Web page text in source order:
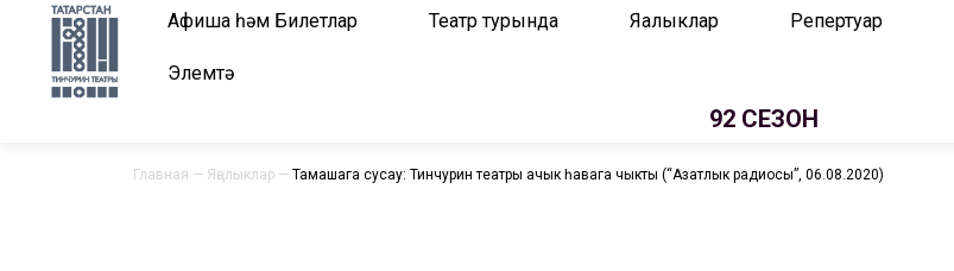
Афиша һәм Билетлар Театр турында Яңалыклар Репертуар
Элемтә
92 СЕЗОН
Главная — Яңалыклар — Тамашага сусау: Тинчурин театры ачык һавага чыкты (“Азатлык радиосы”, 06.08.2020)